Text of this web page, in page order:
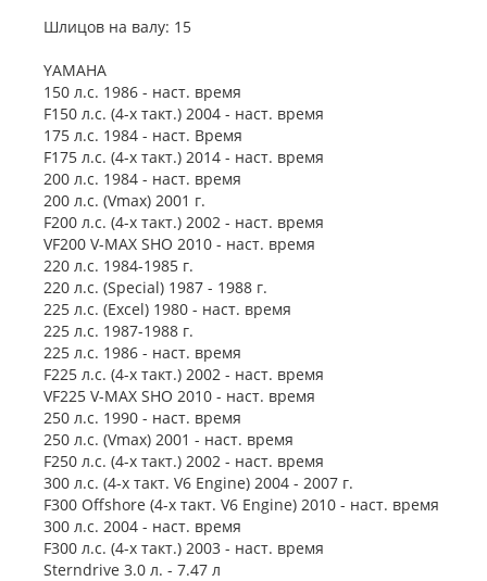
Шлицов на валу: 15
YAMAHA
150 л.с. 1986 - наст. время
F150 л.с. (4-х такт.) 2004 - наст. время
175 л.с. 1984 - наст. Время
F175 л.с. (4-х такт.) 2014 - наст. время
200 л.с. 1984 - наст. время
200 л.с. (Vmax) 2001 г.
F200 л.с. (4-х такт.) 2002 - наст. время
VF200 V-MAX SHO 2010 - наст. время
220 л.с. 1984-1985 г.
220 л.с. (Special) 1987 - 1988 г.
225 л.с. (Excel) 1980 - наст. время
225 л.с. 1987-1988 г.
225 л.с. 1986 - наст. время
F225 л.с. (4-х такт.) 2002 - наст. время
VF225 V-MAX SHO 2010 - наст. время
250 л.с. 1990 - наст. время
250 л.с. (Vmax) 2001 - наст. время
F250 л.с. (4-х такт.) 2002 - наст. время
300 л.с. (4-х такт. V6 Engine) 2004 - 2007 г.
F300 Offshore (4-х такт. V6 Engine) 2010 - наст. время
300 л.с. 2004 - наст. время
F300 л.с. (4-х такт.) 2003 - наст. время
Sterndrive 3.0 л. - 7.47 л